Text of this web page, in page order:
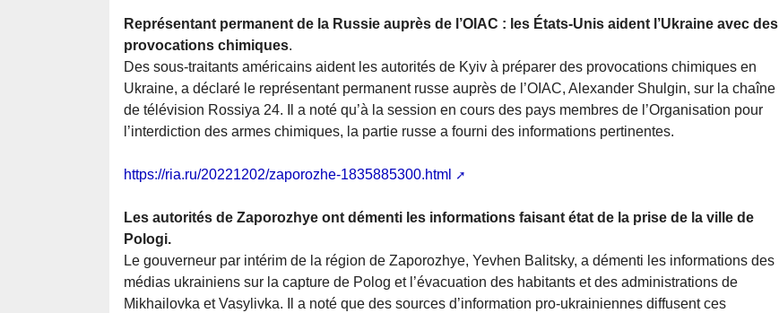
Représentant permanent de la Russie auprès de l’OIAC : les États-Unis aident l’Ukraine avec des
provocations chimiques.
Des sous-traitants américains aident les autorités de Kyiv à préparer des provocations chimiques en
Ukraine, a déclaré le représentant permanent russe auprès de l’OIAC, Alexander Shulgin, sur la chaîne
de télévision Rossiya 24. Il a noté qu’à la session en cours des pays membres de l’Organisation pour
l’interdiction des armes chimiques, la partie russe a fourni des informations pertinentes.
https://ria.ru/20221202/zaporozhe-1835885300.html
Les autorités de Zaporozhye ont démenti les informations faisant état de la prise de la ville de
Pologi.
Le gouverneur par intérim de la région de Zaporozhye, Yevhen Balitsky, a démenti les informations des
médias ukrainiens sur la capture de Polog et l’évacuation des habitants et des administrations de
Mikhailovka et Vasylivka. Il a noté que des sources d’information pro-ukrainiennes diffusent ces